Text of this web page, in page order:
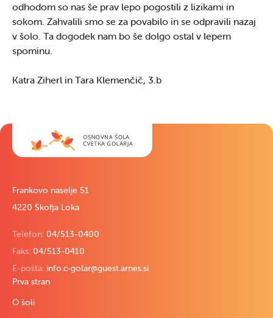
odhodom so nas še prav lepo pogostili z lizikami in
sokom. Zahvalili smo se za povabilo in se odpravili nazaj
v šolo. Ta dogodek nam bo še dolgo ostal v lepem
spominu.
Katra Ziherl in Tara Klemenčič, 3.b
Frankovo naselje 51
4220 Škofja Loka
Telefon: 04/513-0400
Faks: 04/513-0410
E-pošta: info.c-golar@guest.arnes.si
Prva stran
O šoli